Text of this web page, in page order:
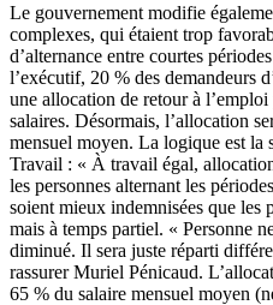
Le gouvernement modifie
complexes, qui étaient trop
d’alternance entre courtes
l’exécutif, 20 % des demandeurs
une allocation de retour à
salaires. Désormais, l’allocation
mensuel moyen. La logique est la
Travail : « À travail égal,
les personnes alternant les
soient mieux indemnisées que les
mais à temps partiel. « Personne
diminué. Il sera juste réparti
rassurer Muriel Pénicaud.
65 % du salaire mensuel moyen